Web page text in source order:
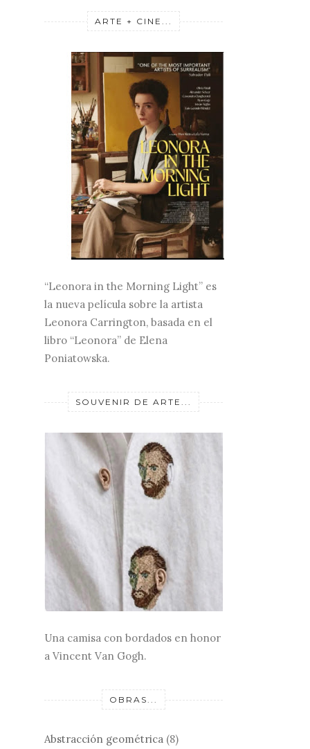
ARTE + CINE...
“Leonora in the Morning Light” es
la nueva película sobre la artista
Leonora Carrington, basada en el
libro “Leonora” de Elena
Poniatowska.
SOUVENIR DE ARTE...
Una camisa con bordados en honor
a Vincent Van Gogh.
OBRAS...
Abstracción geométrica (8)